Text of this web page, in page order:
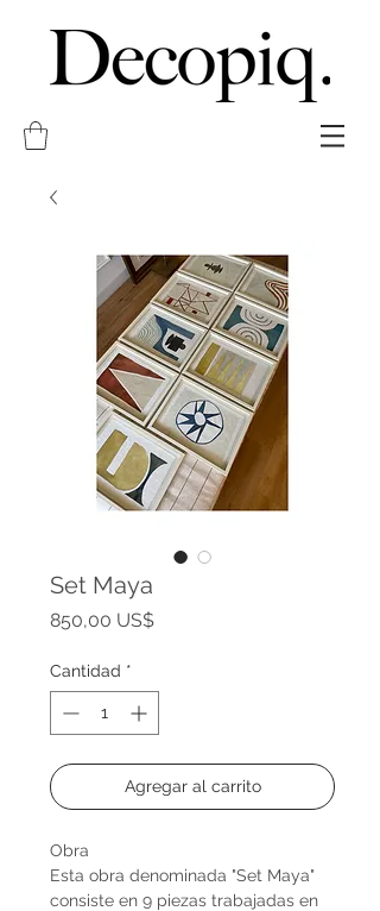
Set Maya
850,00 US$Precio
Cantidad *
Agregar al carrito
Obra
Esta obra denominada "Set Maya"
consiste en 9 piezas trabajadas en